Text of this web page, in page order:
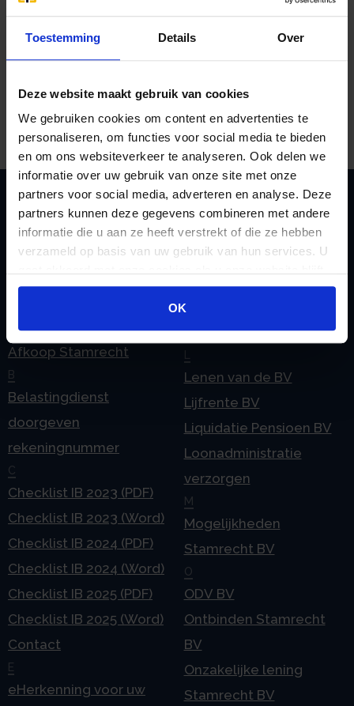
Toestemming Details Over
Deze website maakt gebruik van cookies
We gebruiken cookies om content en advertenties te
personaliseren, om functies voor social media te bieden
en om ons websiteverkeer te analyseren. Ook delen we
informatie over uw gebruik van onze site met onze
partners voor social media, adverteren en analyse. Deze
partners kunnen deze gegevens combineren met andere
informatie die u aan ze heeft verstrekt of die ze hebben
verzameld op basis van uw gebruik van hun services. U
gebruiken.
OK
geworden) en dat de gemaakte keuze daardoor
Graag bekijken wij samen met u of dat inderdaad
‘APK-keuring’ dan kunt u daarvoor contact met ons
opnemen. Wij zijn u graag van dienst!
Zoeken
Afkoop Stamrecht
B
Belastingdienst
doorgeven
rekeningnummer
C
Checklist IB 2023 (PDF)
Checklist IB 2023 (Word)
Checklist IB 2024 (PDF)
Checklist IB 2024 (Word)
Checklist IB 2025 (PDF)
Checklist IB 2025 (Word)
Contact
E
eHerkenning voor uw
Jaarstukken opstellen
L
Lenen van de BV
Lijfrente BV
Liquidatie Pensioen BV
Loonadministratie
verzorgen
M
Mogelijkheden
Stamrecht BV
O
ODV BV
Ontbinden Stamrecht
BV
Onzakelijke lening
Stamrecht BV